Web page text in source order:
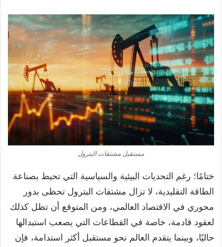
مستقبل مشتقات البترول
ختامًا؛ رغم التحديات البيئية والسياسية التي تحيط بصناعة
الطاقة التقليدية، لا تزال مشتقات البترول تحظى بدور
محوري في الاقتصاد العالمي، ومن المتوقع أن تظل كذلك
لعقود قادمة، خاصة في القطاعات التي يصعب استبدالها
حاليًا، وبينما يتقدم العالم نحو مستقبل أكثر استدامة، فإن